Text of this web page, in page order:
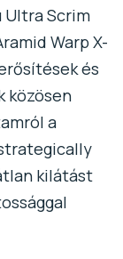
Scrim
Warp X-
és
közösen
a
kilátást